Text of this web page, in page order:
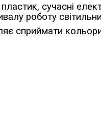
сучасні
роботу
сприймати